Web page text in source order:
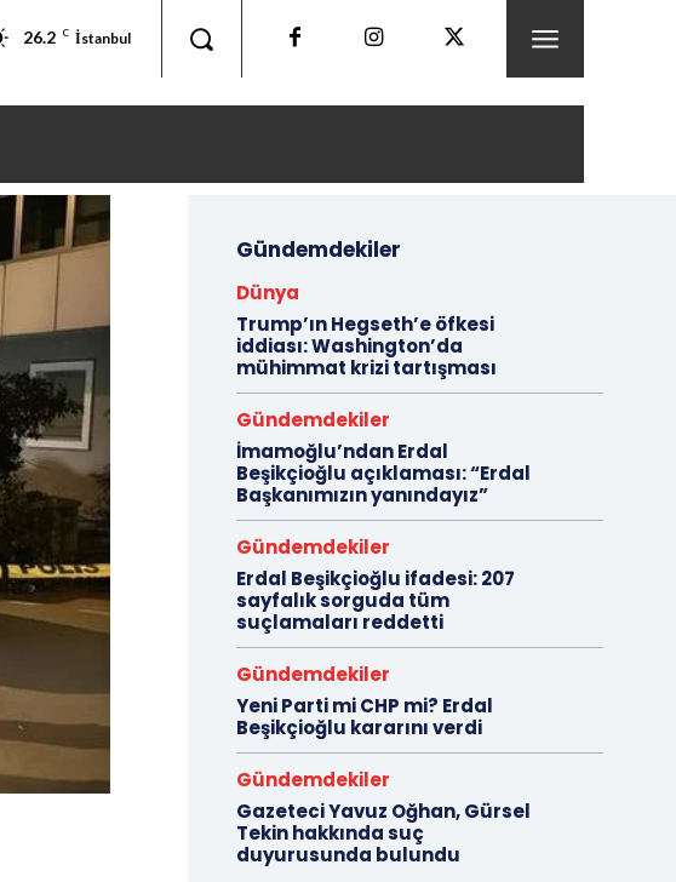
26.2 C İstanbul
Gündemdekiler
Dünya
Trump’ın Hegseth’e öfkesi
iddiası: Washington’da
mühimmat krizi tartışması
Gündemdekiler
İmamoğlu’ndan Erdal
Beşikçioğlu açıklaması: “Erdal
Başkanımızın yanındayız”
Gündemdekiler
Erdal Beşikçioğlu ifadesi: 207
sayfalık sorguda tüm
suçlamaları reddetti
Gündemdekiler
Yeni Parti mi CHP mi? Erdal
Beşikçioğlu kararını verdi
Gündemdekiler
Gazeteci Yavuz Oğhan, Gürsel
Tekin hakkında suç
duyurusunda bulundu